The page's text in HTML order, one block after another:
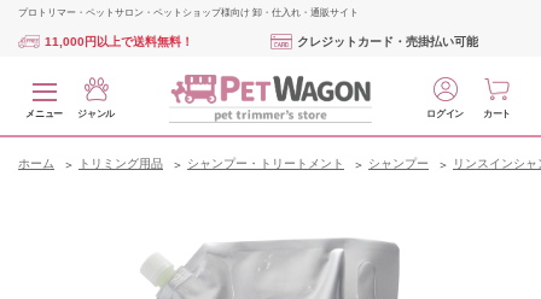
プロトリマー・ペットサロン・ペットショップ様向け 卸・仕入れ・通販サイト
11,000円以上で送料無料！ クレジットカード・売掛払い可能
メニュー ジャンル ログイン カート
ホーム トリミング用品 シャンプー・トリートメント シャンプー リンスインシャ